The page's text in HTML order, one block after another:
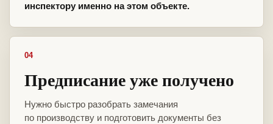
инспектору именно на этом объекте.
04
Предписание уже получено
Нужно быстро разобрать замечания
по производству и подготовить документы без